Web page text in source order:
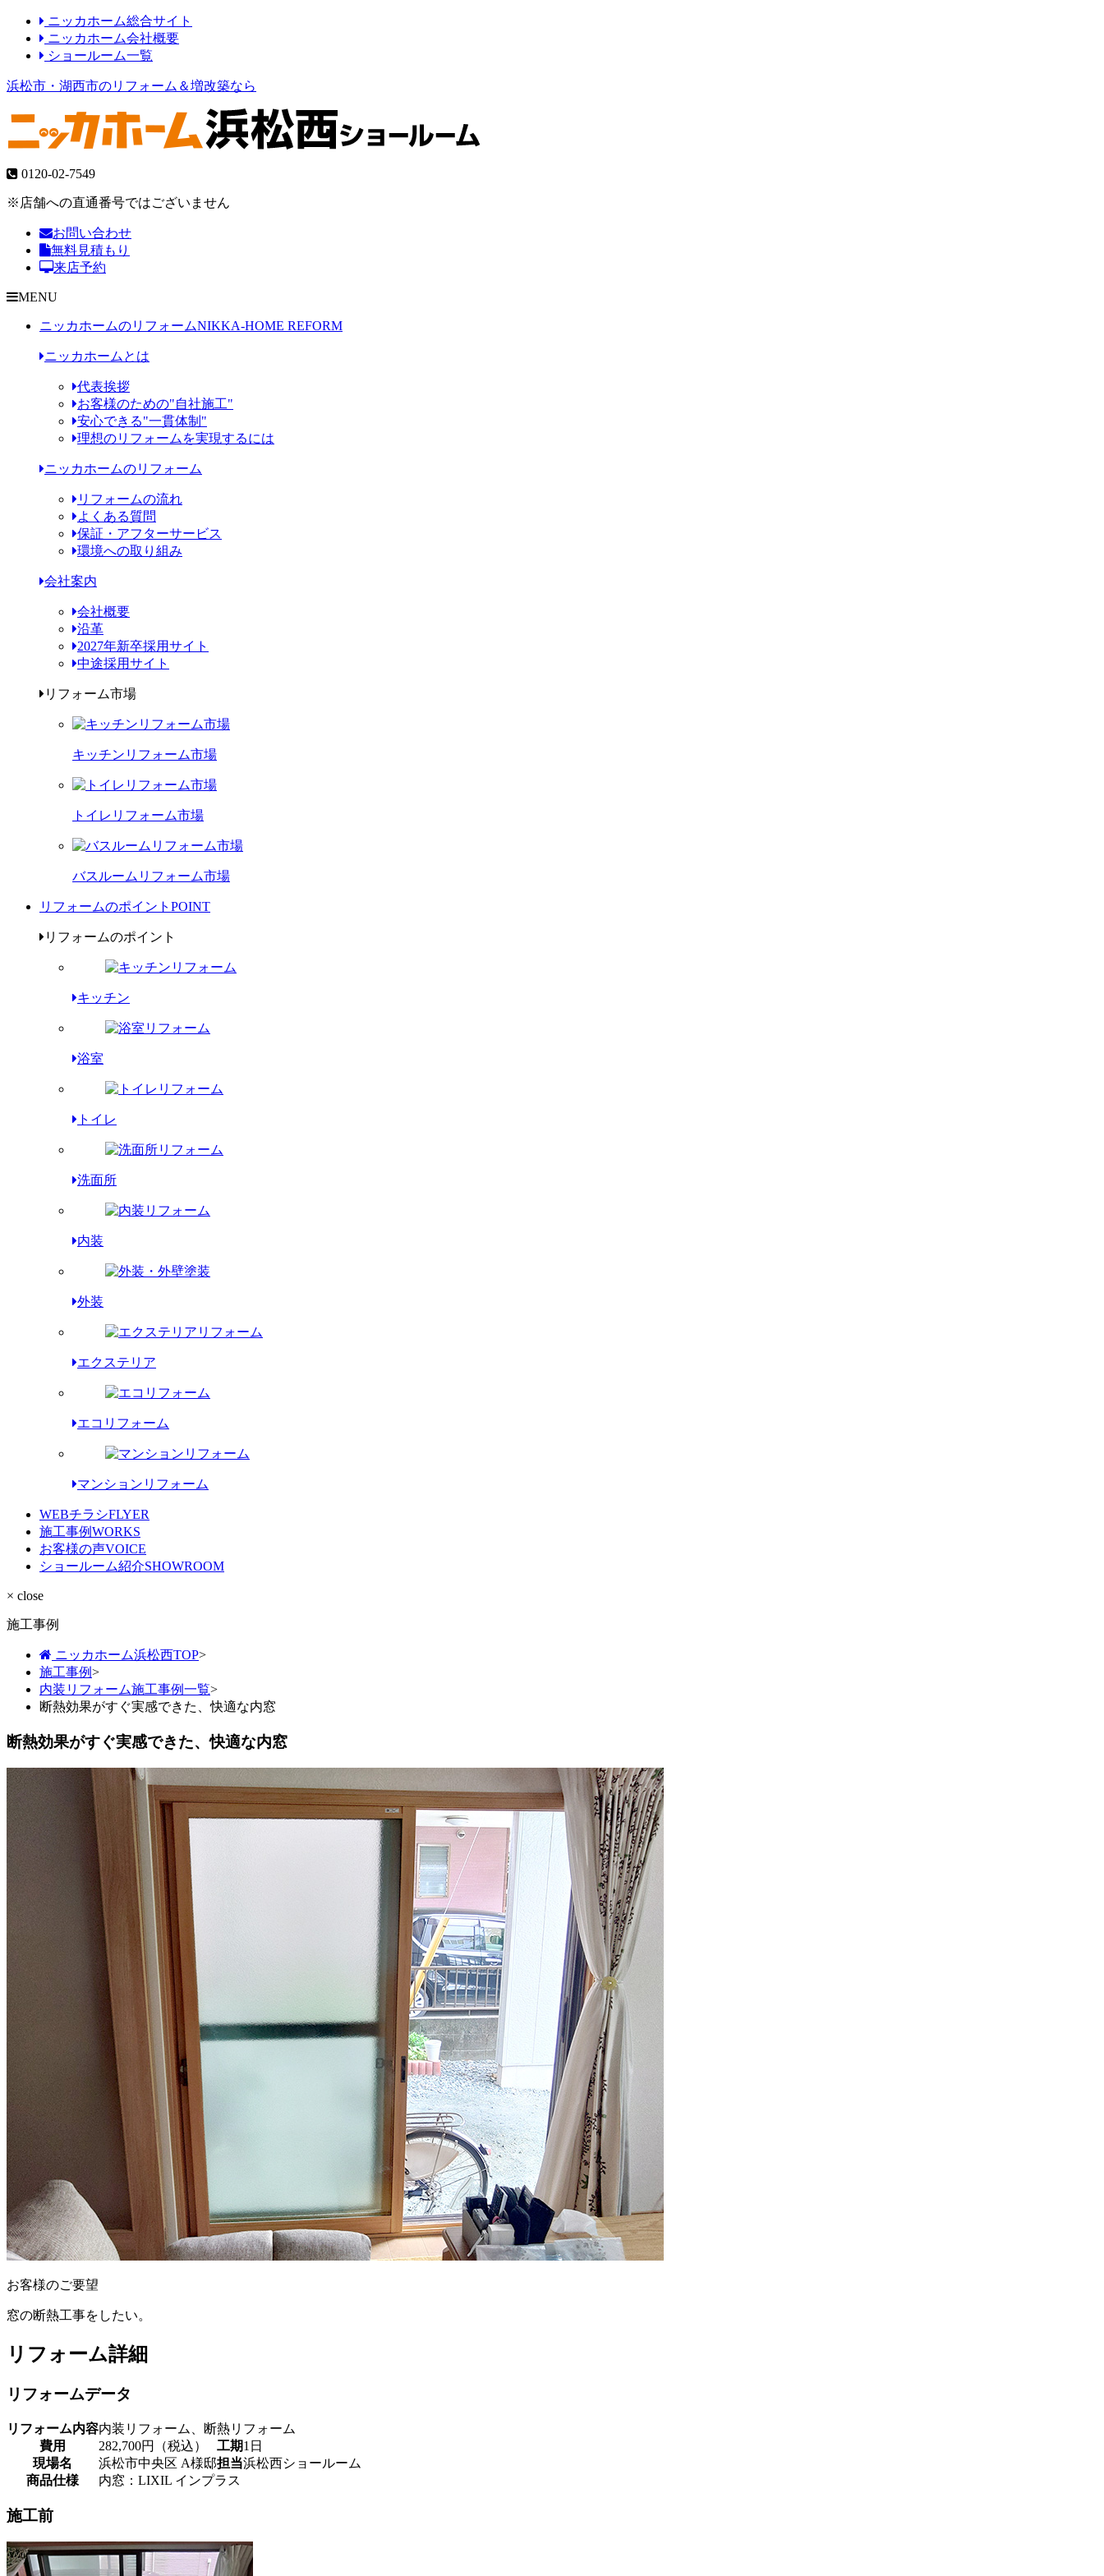
ニッカホーム総合サイト
ニッカホーム会社概要
ショールーム一覧
浜松市・湖西市のリフォーム＆増改築なら
0120-02-7549
※店舗への直通番号ではございません
お問い合わせ
無料見積もり
来店予約
MENU
ニッカホームのリフォームNIKKA-HOME REFORM
ニッカホームとは
代表挨拶
お客様のための"自社施工"
安心できる"一貫体制"
理想のリフォームを実現するには
ニッカホームのリフォーム
リフォームの流れ
よくある質問
保証・アフターサービス
環境への取り組み
会社案内
会社概要
沿革
2027年新卒採用サイト
中途採用サイト
リフォーム市場
キッチンリフォーム市場
トイレリフォーム市場
バスルームリフォーム市場
リフォームのポイント POINT
リフォームのポイント
キッチン
浴室
トイレ
洗面所
内装
外装
エクステリア
エコリフォーム
マンションリフォーム
WEBチラシFLYER
施工事例WORKS
お客様の声VOICE
ショールーム紹介SHOWROOM
× close
施工事例
ニッカホーム浜松西TOP>
施工事例>
内装リフォーム施工事例一覧>
断熱効果がすぐ実感できた、快適な内窓
断熱効果がすぐ実感できた、快適な内窓
お客様のご要望
窓の断熱工事をしたい。
リフォーム詳細
リフォームデータ
リフォーム内容内装リフォーム、断熱リフォーム
費用
282,700円（税込） 工期1日
現場名
浜松市中央区 A様邸担当浜松西ショールーム
商品仕様
内窓：LIXIL インプラス
施工前